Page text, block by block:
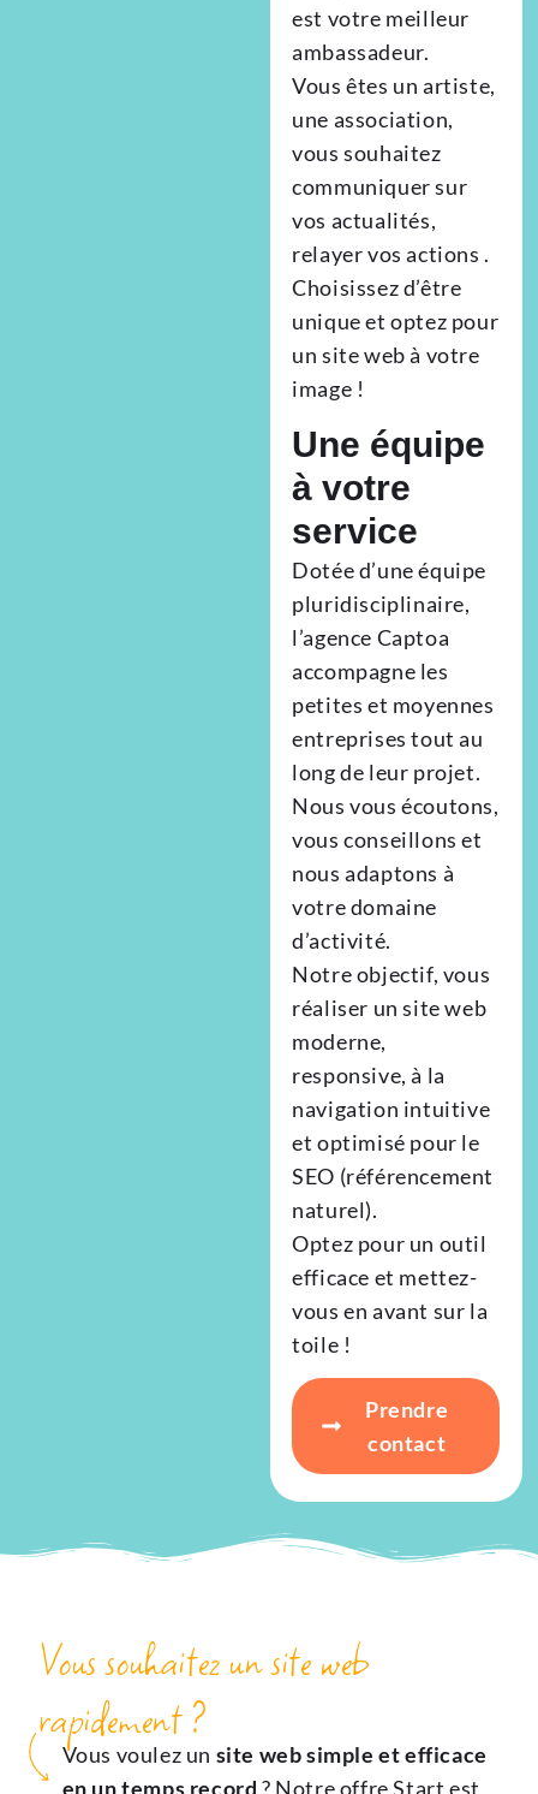
est votre meilleur
ambassadeur.
Vous êtes un artiste,
une association,
vous souhaitez
communiquer sur
vos actualités,
relayer vos actions .
Choisissez d’être
unique et optez pour
un site web à votre
image !
Une équipe
à votre
service
Dotée d’une équipe
pluridisciplinaire,
l’agence Captoa
accompagne les
petites et moyennes
entreprises tout au
long de leur projet.
Nous vous écoutons,
vous conseillons et
nous adaptons à
votre domaine
d’activité.
Notre objectif, vous
réaliser un site web
moderne,
responsive, à la
navigation intuitive
et optimisé pour le
SEO (référencement
naturel).
Optez pour un outil
efficace et mettez-
vous en avant sur la
toile !
Prendre
contact
Vous souhaitez un site web
rapidement ?
Vous voulez un site web simple et efficace
en un temps record ? Notre offre Start est